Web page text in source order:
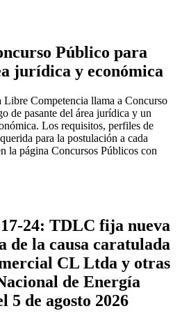
Público para
jurídica y económica
Competencia llama a Concurso
de pasante del área jurídica y un
Los requisitos, perfiles de
para la postulación a cada
la página Concursos Públicos con
24: TDLC fija nueva
de la causa caratulada
CL Ltda y otras
de Energía
5 de agosto 2026